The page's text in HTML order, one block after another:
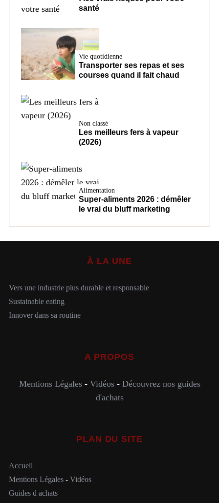
santé
Vie quotidienne
Transporter ses repas et ses
courses quand il fait chaud
Non classé
Les meilleurs fers à vapeur
(2026)
Alimentation
Super-aliments 2026 : démêler
le vrai du bluff marketing
À LA UNE
Vers une industrie plus durable et responsable
Sustainable eating
Innover dans sa routine
A PROPOS
Mentions Légales- Vidéos- Découvrez nos guides
d'achats
PLAN DU SITE
Accueil
Mentions Légales- Vidéos
Guides d achats